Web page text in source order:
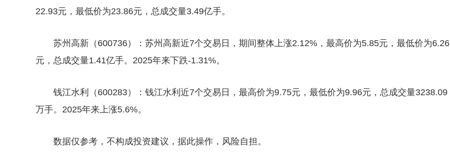
22.93元，最低价为23.86元，总成交量3.49亿手。
苏州高新（600736）：苏州高新近7个交易日，期间整体上涨2.12%，最高价为5.85元，最低价为6.26
元，总成交量1.41亿手。2025年来下跌-1.31%。
钱江水利（600283）：钱江水利近7个交易日，最高价为9.75元，最低价为9.96元，总成交量3238.09
万手。2025年来上涨5.6%。
数据仅参考，不构成投资建议，据此操作，风险自担。